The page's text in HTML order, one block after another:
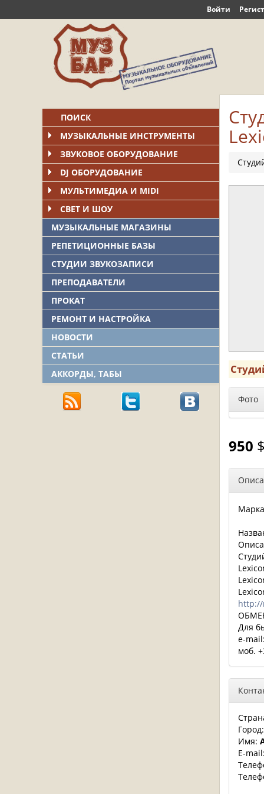
Войти
ПОИСК
МУЗЫКАЛЬНЫЕ ИНСТРУМЕНТЫ
ЗВУКОВОЕ ОБОРУДОВАНИЕ
DJ ОБОРУДОВАНИЕ
МУЛЬТИМЕДИА И MIDI
СВЕТ И ШОУ
МУЗЫКАЛЬНЫЕ МАГАЗИНЫ
РЕПЕТИЦИОННЫЕ БАЗЫ
СТУДИИ ЗВУКОЗАПИСИ
ПРЕПОДАВАТЕЛИ
ПРОКАТ
РЕМОНТ И НАСТРОЙКА
НОВОСТИ
СТАТЬИ
АККОРДЫ, ТАБЫ
Фото
950 $
http://
Для
e-
моб.
Город:
Имя:
E-mail: